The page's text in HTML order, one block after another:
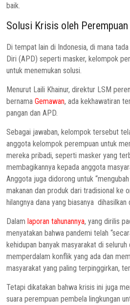
baik.
Solusi Krisis oleh Perempuan
Di tempat lain di Indonesia, di mana
Diri (APD) seperti masker, kelompok
untuk menemukan solusi.
Menurut Laili Khainur, direktur LSM
bernamaGemawan, ada kekhawatiran
pangan dan APD.
Sebagai jawaban, kelompok tersebut
anggota kelompok perempuan untuk
mereka pribadi, seperti masker yang
membagikannya kepada anggota
Anggota juga didorong untuk
makanan dan produk dari tradisional ke
hilangnya dana yang biasanya
Dalamlaporan tahunannya, yang dirilis
menyatakan bahwa pandemi telah
kehidupan banyak masyarakat di seluruh
memperdalam konflik yang ada dan
masyarakat yang paling terpinggirkan,
Tetapi dikatakan bahwa krisis ini juga
suara perempuan pembela lingkungan